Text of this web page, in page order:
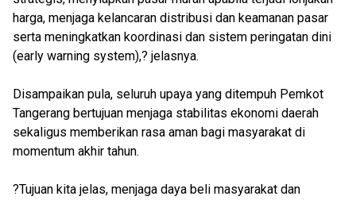
harga, menjaga kelancaran distribusi dan keamanan pasar
serta meningkatkan koordinasi dan sistem peringatan dini
(early warning system),? jelasnya.
Disampaikan pula, seluruh upaya yang ditempuh Pemkot
Tangerang bertujuan menjaga stabilitas ekonomi daerah
sekaligus memberikan rasa aman bagi masyarakat di
momentum akhir tahun.
?Tujuan kita jelas, menjaga daya beli masyarakat dan